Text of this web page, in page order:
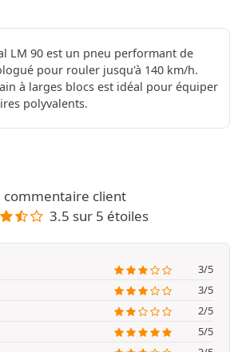
LM 90 est un pneu performant de
pour rouler jusqu'à 140 km/h.
à larges blocs est idéal pour équiper
polyvalents.
commentaire client
3.5 sur 5 étoiles
3/5
3/5
2/5
5/5